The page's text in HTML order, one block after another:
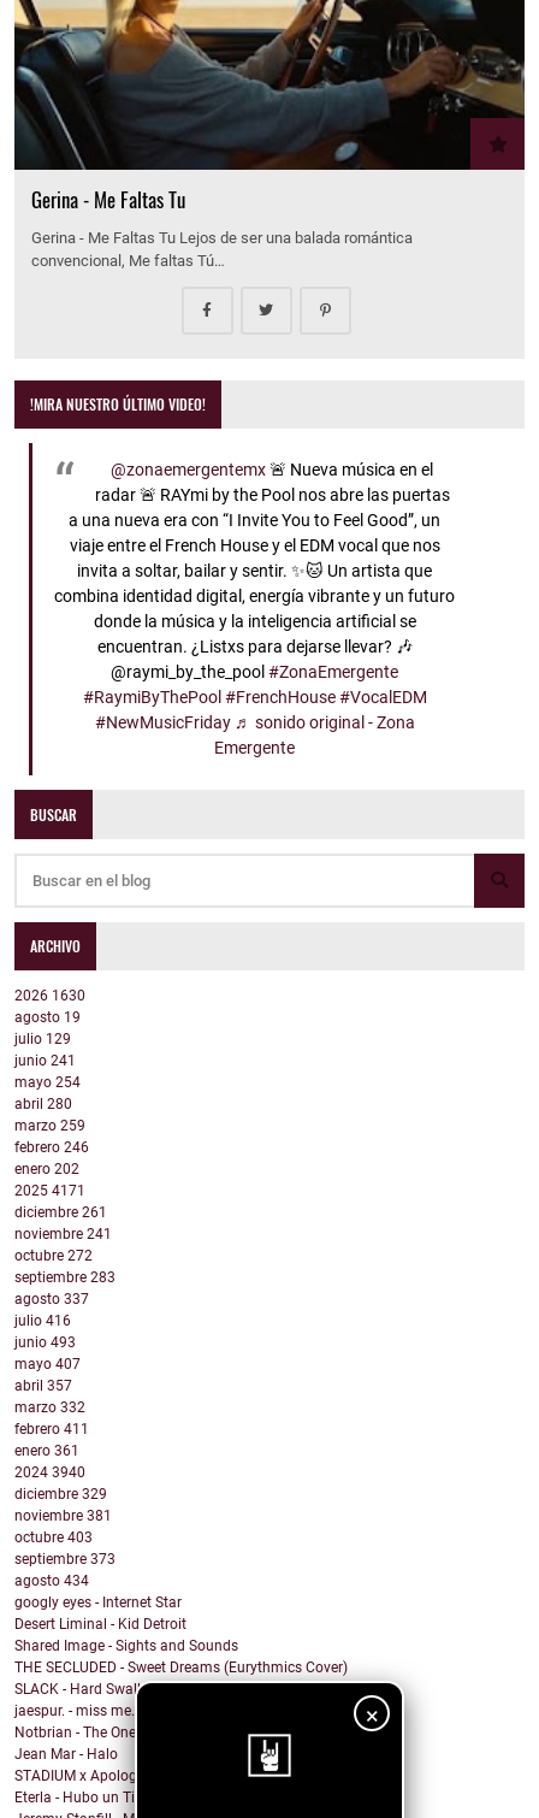
×
Gerina - Me Faltas Tu
Gerina - Me Faltas Tu Lejos de ser una balada romántica
convencional, Me faltas Tú…
!MIRA NUESTRO ÚLTIMO VIDEO!
@zonaemergentemx🚨 Nueva música en el
radar 🚨 RAYmi by the Pool nos abre las puertas
a una nueva era con “I Invite You to Feel Good”, un
viaje entre el French House y el EDM vocal que nos
invita a soltar, bailar y sentir. ✨🐱 Un artista que
combina identidad digital, energía vibrante y un futuro
donde la música y la inteligencia artificial se
encuentran. ¿Listxs para dejarse llevar? 🎶
@raymi_by_the_pool#ZonaEmergente
#RaymiByThePool #FrenchHouse #VocalEDM
#NewMusicFriday ♬ sonido original - Zona
Emergente
BUSCAR
ARCHIVO
2026 1630
agosto 19
julio 129
junio 241
mayo 254
abril 280
marzo 259
febrero 246
enero 202
2025 4171
diciembre 261
noviembre 241
octubre 272
septiembre 283
agosto 337
julio 416
junio 493
mayo 407
abril 357
marzo 332
febrero 411
enero 361
2024 3940
diciembre 329
noviembre 381
octubre 403
septiembre 373
agosto 434
googly eyes - Internet Star
Desert Liminal - Kid Detroit
Shared Image - Sights and Sounds
THE SECLUDED - Sweet Dreams (Eurythmics Cover)
SLACK - Hard Swallows
jaespur. - miss me.
Notbrian - The One
Jean Mar - Halo
STADIUM x Apologygrl - Ocean Wave
Eterla - Hubo un Tiempo